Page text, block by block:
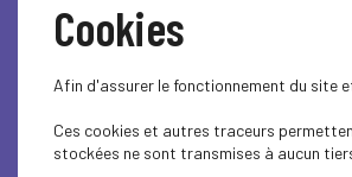
Cookies
Afin d'assurer le fonctionnement du site
Ces cookies et autres traceurs
stockées ne sont transmises à aucun